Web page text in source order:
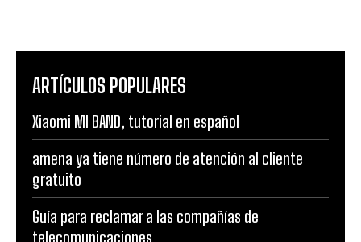
ARTÍCULOS POPULARES
Xiaomi MI BAND, tutorial en español
amena ya tiene número de atención al cliente
gratuito
Guía para reclamar a las compañías de
telecomunicaciones